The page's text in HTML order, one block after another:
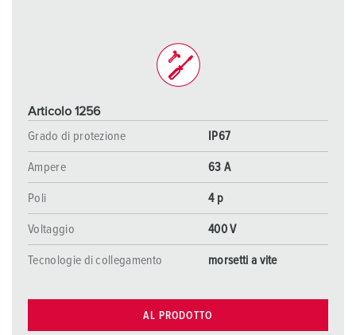
Articolo 1256
Grado di protezione
IP67
Ampere 63 A
Poli 4 p
Voltaggio 400 V
Tecnologie di collegamento morsetti a vite
AL PRODOTTO